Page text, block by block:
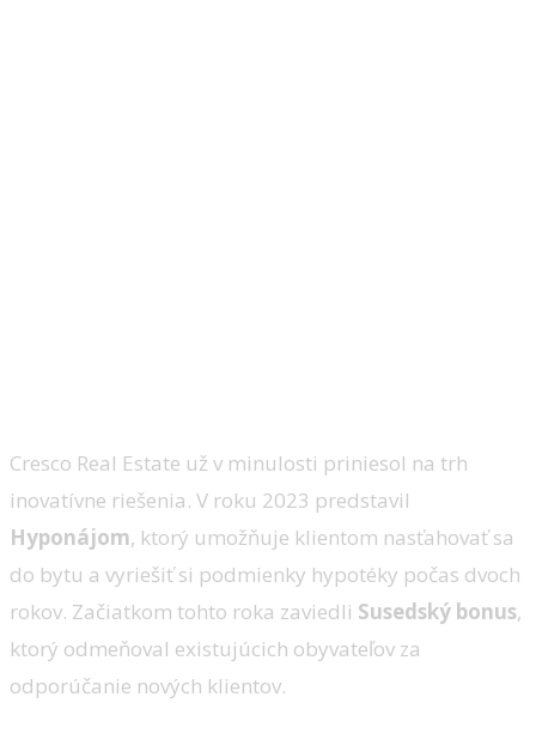
Cresco Real Estate už v minulosti priniesol na trh
inovatívne riešenia. V roku 2023 predstavil
Hyponájom, ktorý umožňuje klientom nasťahovať sa
do bytu a vyriešiť si podmienky hypotéky počas dvoch
rokov. Začiatkom tohto roka zaviedli Susedský bonus,
ktorý odmeňoval existujúcich obyvateľov za
odporúčanie nových klientov.